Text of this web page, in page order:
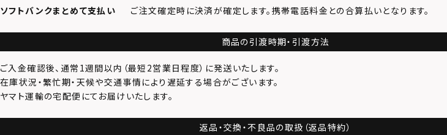
ソフトバンクまとめて支払い
ご注文確定時に決済が確定します。携帯電話料金との合算払いとなります。
商品の引渡時期・引渡方法
ご入金確認後、通常 1週間以内（最短2営業日程度） に発送いたします。
在庫状況・繁忙期・天候や交通事情により遅延する場合がございます。
ヤマト運輸の宅配便にてお届けいたします。
返品・交換・不良品の取扱（返品特約）